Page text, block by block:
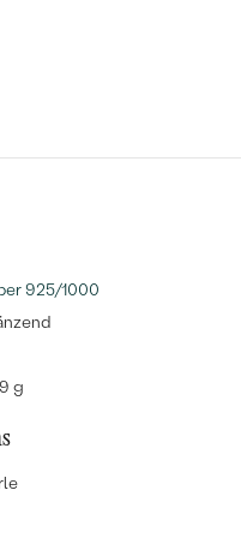
925/1000
g